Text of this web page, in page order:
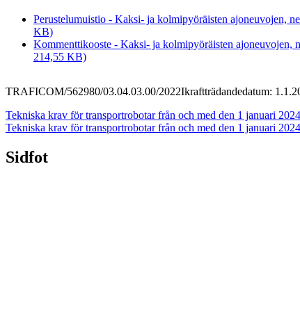
Perustelumuistio - Kaksi- ja kolmipyöräisten ajoneuvojen,
KB)
Kommenttikooste - Kaksi- ja kolmipyöräisten ajoneuvojen,
214,55 KB)
TRAFICOM/562980/03.04.03.00/2022Ikraftträdandedatum:
Tekniska krav för transportrobotar från och med den 1 januari 2024
Tekniska krav för transportrobotar från och med den 1 januari 2024
Sidfot